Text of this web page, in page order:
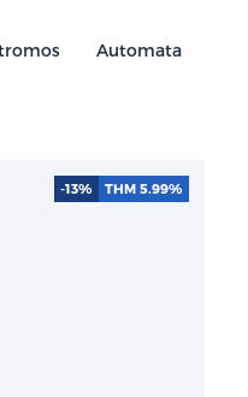
Automata
-13% THM 5.99%